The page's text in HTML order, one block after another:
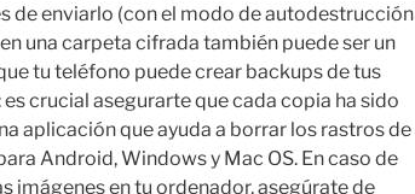
de enviarlo (con el modo de autodestrucción
una carpeta cifrada también puede ser un
tu teléfono puede crear backups de tus
crucial asegurarte que cada copia ha sido
aplicación que ayuda a borrar los rastros de
Android, Windows y Mac OS. En caso de
imágenes en tu ordenador, asegúrate de